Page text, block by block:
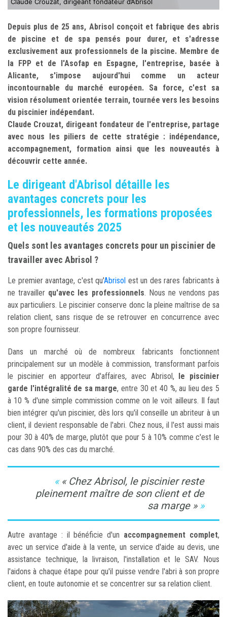
Depuis plus de 25 ans, Abrisol conçoit et fabrique des abris
de piscine et de spa pensés pour durer, et s'adresse
exclusivement aux professionnels de la piscine. Membre de
la FPP et de l'Asofap en Espagne, l'entreprise, basée à
Alicante, s'impose aujourd'hui comme un acteur
incontournable du marché européen. Sa force, c'est sa
vision résolument orientée terrain, tournée vers les besoins
du piscinier indépendant.
Claude Crouzat, dirigeant fondateur de l'entreprise, partage
avec nous les piliers de cette stratégie : indépendance,
accompagnement, formation ainsi que les nouveautés à
découvrir cette année.
Le dirigeant d'Abrisol détaille les
avantages concrets pour les
professionnels, les formations proposées
et les nouveautés 2025
Quels sont les avantages concrets pour un piscinier de
travailler avec Abrisol ?
Le premier avantage, c'est qu'Abrisol est un des rares fabricants à
ne travailler qu'avec les professionnels . Nous ne vendons pas
aux particuliers. Le piscinier conserve donc la pleine maîtrise de sa
relation client, sans risque de se retrouver en concurrence avec
son propre fournisseur.
Dans un marché où de nombreux fabricants fonctionnent
principalement sur un modèle à commission, transformant parfois
le piscinier en apporteur d'affaires, avec Abrisol, le piscinier
garde l'intégralité de sa marge, entre 30 et 40 %, au lieu des 5
à 10 % d'une simple commission comme on le voit ailleurs. Il faut
bien intégrer qu'un piscinier, dès lors qu'il conseille un abriteur à un
client, il devient responsable de l'abri. Chez nous, il l'est aussi mais
pour 30 à 40% de marge, plutôt que pour 5 à 10% comme c'est le
cas dans 90% des cas du marché.
« Chez Abrisol, le piscinier reste
pleinement maître de son client et de
sa marge »
Autre avantage : il bénéficie d'un accompagnement complet,
avec un service d'aide à la vente, un service d'aide au devis, une
assistance technique, la livraison, l'installation et le SAV. Nous
l'aidons à chaque étape pour qu'il puisse vendre l'abri à son propre
client, en toute autonomie et se concentrer sur sa relation client.